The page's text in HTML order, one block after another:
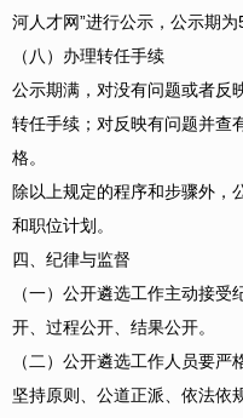
河人才网”进行公示，公示期为
（八）办理转任手续
公示期满，对没有问题或者反
转任手续；对反映有问题并查
格。
除以上规定的程序和步骤外，
和职位计划。
四、纪律与监督
（一）公开遴选工作主动接
开、过程公开、结果公开。
（二）公开遴选工作人员要严
坚持原则、公道正派、依法依